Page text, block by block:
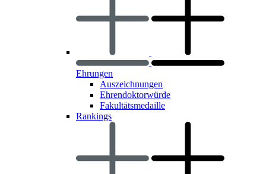
Ehrungen
Auszeichnungen
Ehrendoktorwürde
Fakultätsmedaille
Rankings